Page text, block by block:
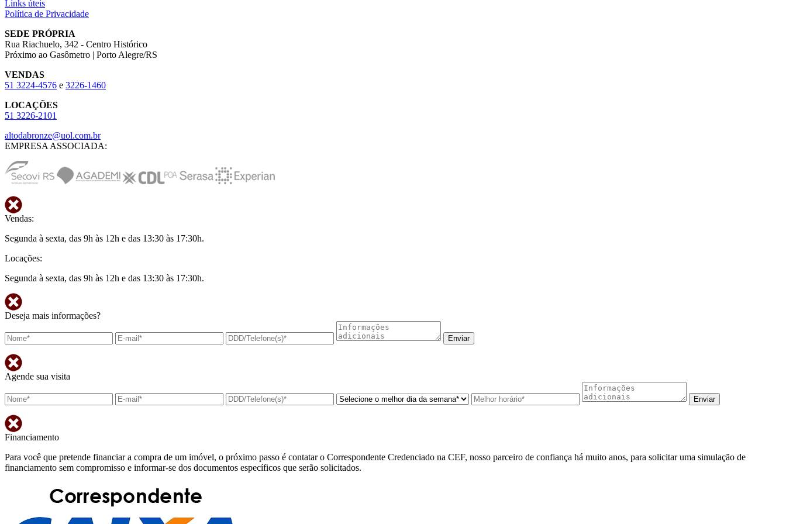
Links úteis
Política de Privacidade
SEDE PRÓPRIA
Rua Riachuelo, 342 - Centro Histórico
Próximo ao Gasômetro | Porto Alegre/RS
VENDAS
51 3224-4576 e 3226-1460
LOCAÇÕES
51 3226-2101
altodabronze@uol.com.br
EMPRESA ASSOCIADA:
Vendas:
Segunda à sexta, das 9h às 12h e das 13:30 às 17:30h.
Locações:
Segunda à sexta, das 9h às 12h e das 13:30 às 17:30h.
Deseja mais informações?
Agende sua visita
Financiamento
Para você que pretende financiar a compra de um imóvel, o próximo passo é contatar o Correspondente Credenciado na CEF, nosso parceiro de confiança há muito anos, para solicitar uma simulação de
financiamento sem compromisso e informar-se dos documentos específicos que serão solicitados.